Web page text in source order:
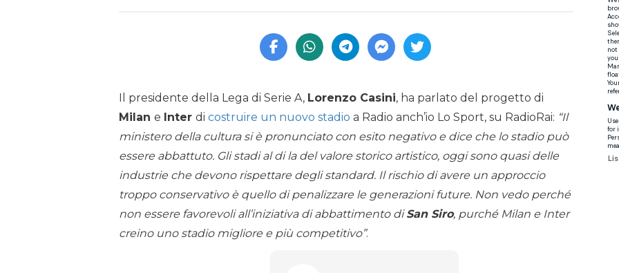
Il presidente della Lega di Serie A, Lorenzo Casini, ha parlato del progetto di
Milan e Inter di costruire un nuovo stadio a Radio anch’io Lo Sport, su RadioRai: “Il
ministero della cultura si è pronunciato con esito negativo e dice che lo stadio può
essere abbattuto. Gli stadi al di la del valore storico artistico, oggi sono quasi delle
industrie che devono rispettare degli standard. Il rischio di avere un approccio
troppo conservativo è quello di penalizzare le generazioni future. Non vedo perché
non essere favorevoli all’iniziativa di abbattimento diSan Siro, purché Milan e Inter
creino uno stadio migliore e più competitivo”.